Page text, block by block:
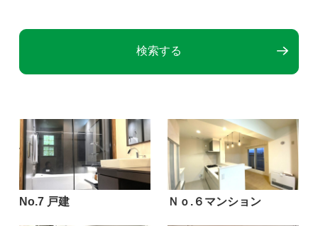
No.7 戸建 Ｎｏ.６マンション